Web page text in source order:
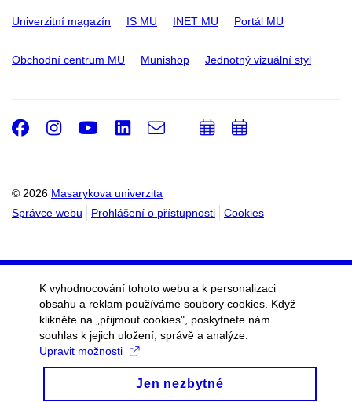
Univerzitní magazín IS MU INET MU Portál MU
Obchodní centrum MU Munishop Jednotný vizuální styl
© 2026 Masarykova univerzita
Správce webu
Prohlášení o přístupnosti Cookies
Facebook
Instagram
Youtube
LinkedIn
e-
PřidatPřidat
K vyhodnocování tohoto webu a k personalizaci
obsahu a reklam používáme soubory cookies. Když
klikněte na „přijmout cookies", poskytnete nám
souhlas k jejich uložení, správě a analýze.
Upravit možnosti
Jen nezbytné